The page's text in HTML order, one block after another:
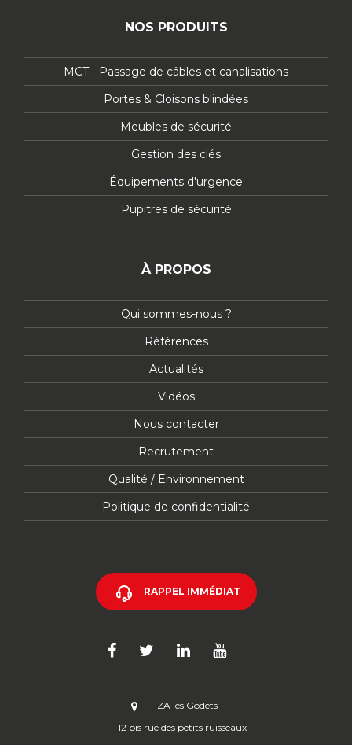
NOS PRODUITS
MCT - Passage de câbles et canalisations
Portes & Cloisons blindées
Meubles de sécurité
Gestion des clés
Équipements d'urgence
Pupitres de sécurité
À PROPOS
Qui sommes-nous ?
Références
Actualités
Vidéos
Nous contacter
Recrutement
Qualité / Environnement
Politique de confidentialité
RAPPEL IMMÉDIAT
ZA les Godets
12 bis rue des petits ruisseaux